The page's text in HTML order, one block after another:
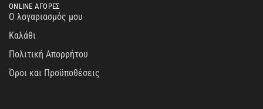
ONLINE ΑΓΟΡΕΣ
Ο λογαριασμός μου
Καλάθι
Πολιτική Απορρήτου
Όροι και Προϋποθέσεις